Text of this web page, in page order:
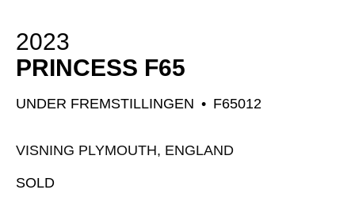
2023
PRINCESS F65
UNDER FREMSTILLINGEN • F65012
VISNING PLYMOUTH, ENGLAND
SOLD